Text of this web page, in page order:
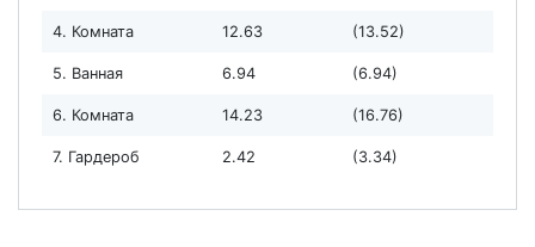
4. Комната 12.63 (13.52)
5. Ванная 6.94 (6.94)
6. Комната 14.23 (16.76)
7. Гардероб 2.42 (3.34)